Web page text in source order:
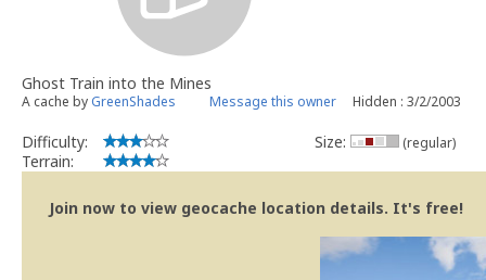
Ghost Train into the Mines
A cache by GreenShades Message this owner Hidden : 3/2/2003
Difficulty:
Terrain:
Size: (regular)
Join now to view geocache location details. It's free!